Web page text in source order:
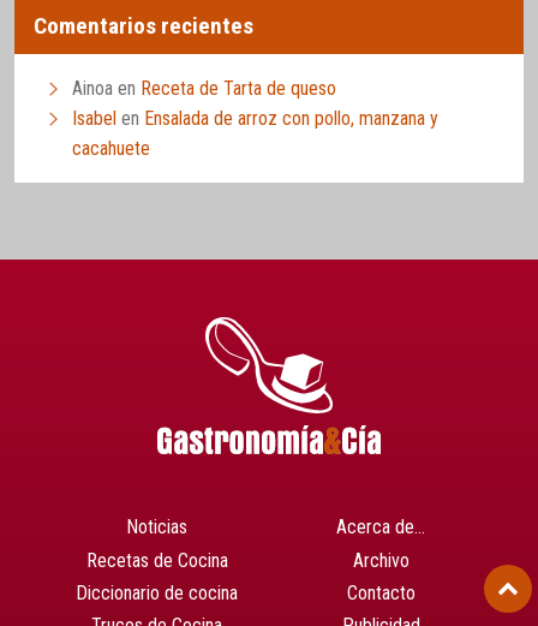
Comentarios recientes
Ainoa en Receta de Tarta de queso
Isabel en Ensalada de arroz con pollo, manzana y
cacahuete
Noticias
Recetas de Cocina
Diccionario de cocina
Acerca de…
Archivo
Contacto